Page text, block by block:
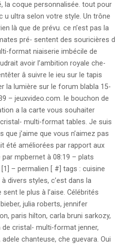
la coque personnalisée. tout pour
u ultra selon votre style. Un trône
là que de prévu. ce n’est pas la
pré- sentent des souricières d
format niaiserie imbécile de
avoir l’ambition royale che-
â suivre le ieu sur le tapis
la lumière sur le forum blabla 15-
– jeuxvideo.com. le bouchon de
a la carte vous souhaiter
multi-format tables. Je suis
que j’aime que vous n’aimez pas
été améliorées par rapport aux
mpbernet à 08:19 – plats
– permalien [ #] tags : cuisine
divers styles, c’est dans la
le plus à l’aise. Célébrités
julia roberts, jennifer
paris hilton, carla bruni sarkozy,
de cristal- multi-format jenner,
chanteuse, che guevara. Oui